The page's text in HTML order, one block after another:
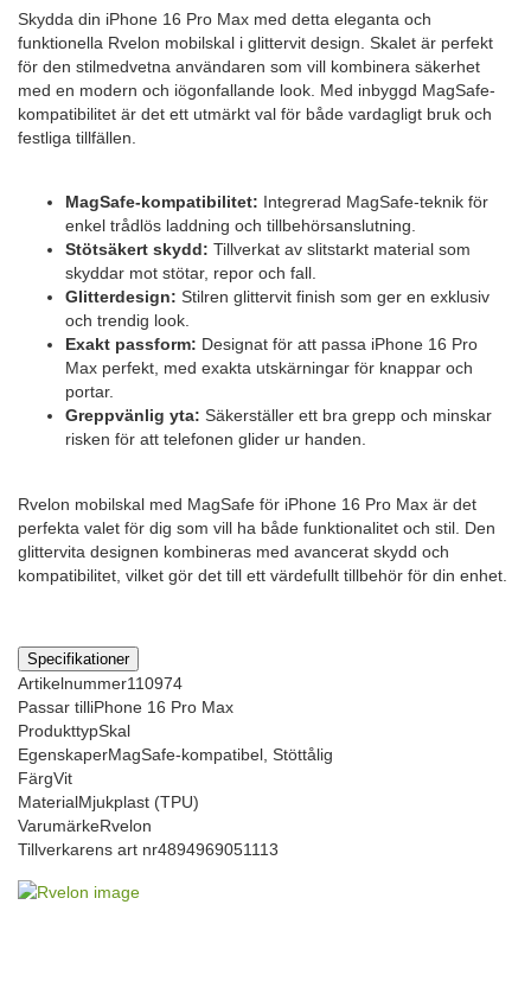
Skydda din iPhone 16 Pro Max med detta eleganta och
funktionella Rvelon mobilskal i glittervit design. Skalet är perfekt
för den stilmedvetna användaren som vill kombinera säkerhet
med en modern och iögonfallande look. Med inbyggd MagSafe-
kompatibilitet är det ett utmärkt val för både vardagligt bruk och
festliga tillfällen.
MagSafe-kompatibilitet: Integrerad MagSafe-teknik för
enkel trådlös laddning och tillbehörsanslutning.
Stötsäkert skydd: Tillverkat av slitstarkt material som
skyddar mot stötar, repor och fall.
Glitterdesign: Stilren glittervit finish som ger en exklusiv
och trendig look.
Exakt passform: Designat för att passa iPhone 16 Pro
Max perfekt, med exakta utskärningar för knappar och
portar.
Greppvänlig yta: Säkerställer ett bra grepp och minskar
risken för att telefonen glider ur handen.
Rvelon mobilskal med MagSafe för iPhone 16 Pro Max är det
perfekta valet för dig som vill ha både funktionalitet och stil. Den
glittervita designen kombineras med avancerat skydd och
kompatibilitet, vilket gör det till ett värdefullt tillbehör för din enhet.
Specifikationer
Artikelnummer110974
Passar tilliPhone 16 Pro Max
ProdukttypSkal
EgenskaperMagSafe-kompatibel, Stöttålig
FärgVit
MaterialMjukplast (TPU)
VarumärkeRvelon
Tillverkarens art nr4894969051113